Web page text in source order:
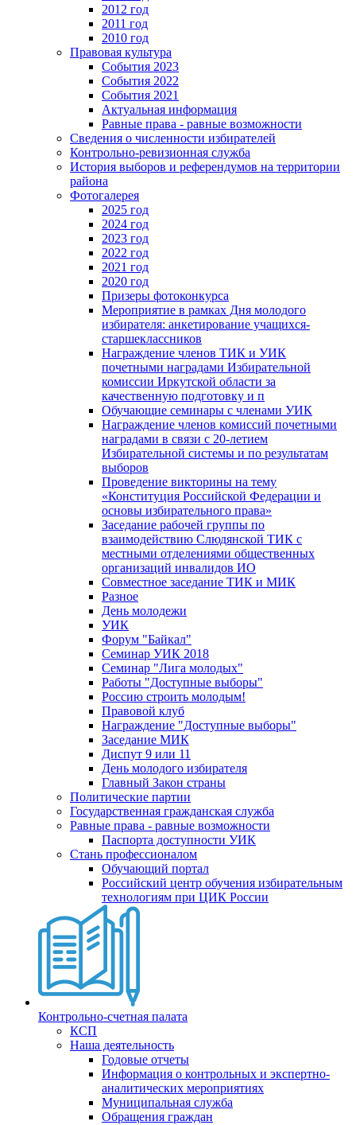
2012 год
2011 год
2010 год
Правовая культура
События 2023
События 2022
События 2021
Актуальная информация
Равные права - равные возможности
Сведения о численности избирателей
Контрольно-ревизионная служба
История выборов и референдумов на территории
района
Фотогалерея
2025 год
2024 год
2023 год
2022 год
2021 год
2020 год
Призеры фотоконкурса
Мероприятие в рамках Дня молодого
избирателя: анкетирование учащихся-
старшеклассников
Награждение членов ТИК и УИК
почетными наградами Избирательной
комиссии Иркутской области за
качественную подготовку и п
Обучающие семинары с членами УИК
Награждение членов комиссий почетными
наградами в связи с 20-летием
Избирательной системы и по результатам
выборов
Проведение викторины на тему
«Конституция Российской Федерации и
основы избирательного права»
Заседание рабочей группы по
взаимодействию Слюдянской ТИК с
местными отделениями общественных
организаций инвалидов ИО
Совместное заседание ТИК и МИК
Разное
День молодежи
УИК
Форум "Байкал"
Семинар УИК 2018
Семинар "Лига молодых"
Работы "Доступные выборы"
Россию строить молодым!
Правовой клуб
Награждение "Доступные выборы"
Заседание МИК
Диспут 9 или 11
День молодого избирателя
Главный Закон страны
Политические партии
Государственная гражданская служба
Равные права - равные возможности
Паспорта доступности УИК
Стань профессионалом
Обучающий портал
Российский центр обучения избирательным
технологиям при ЦИК России
Контрольно-счетная палата
КСП
Наша деятельность
Годовые отчеты
Информация о контрольных и экспертно-
аналитических мероприятиях
Муниципальная служба
Обращения граждан